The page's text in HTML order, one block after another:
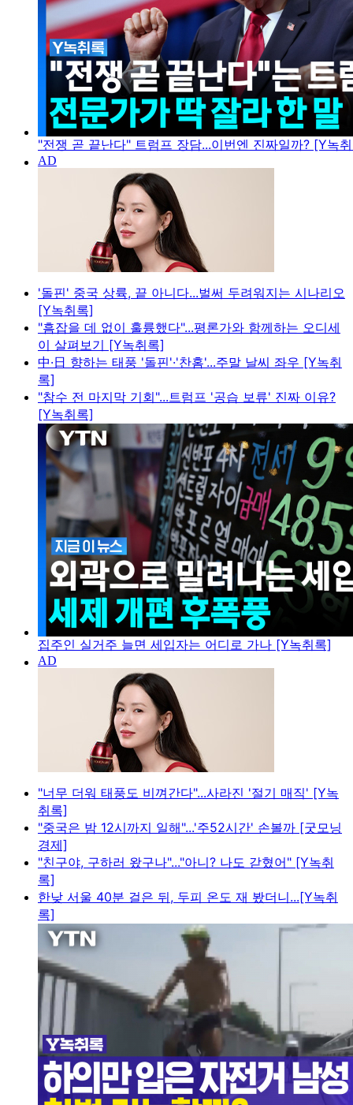
"전쟁 곧 끝난다" 트럼프 장담...이번엔 진짜일까? [Y녹
'돌핀' 중국 상륙, 끝 아니다...벌써 두려워지는 시나리오
[Y녹취록]
"흠잡을 데 없이 훌륭했다"...평론가와 함께하는 오디세
이 살펴보기 [Y녹취록]
中·日 향하는 태풍 '돌핀'·'찬홈'...주말 날씨 좌우 [Y녹취
록]
"참수 전 마지막 기회"...트럼프 '공습 보류' 진짜 이유?
[Y녹취록]
집주인 실거주 늘면 세입자는 어디로 가나 [Y녹취록]
"너무 더워 태풍도 비껴간다"...사라진 '절기 매직' [Y녹
취록]
"중국은 밤 12시까지 일해"...'주52시간' 손볼까 [굿모닝
경제]
"친구야, 구하러 왔구나"..."아니? 나도 갇혔어" [Y녹취
록]
한낮 서울 40분 걸은 뒤, 두피 온도 재 봤더니...[Y녹취
록]